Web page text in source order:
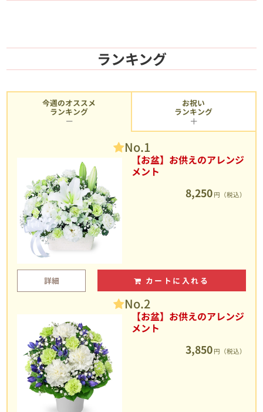
ランキング
今週のオススメ
ランキング
No.1
【お盆】お供えのアレンジ
メント
8,250 円（税込）
詳細 カートに入れる
No.2
【お盆】お供えのアレンジ
メント
3,850 円（税込）
お祝い
ランキング